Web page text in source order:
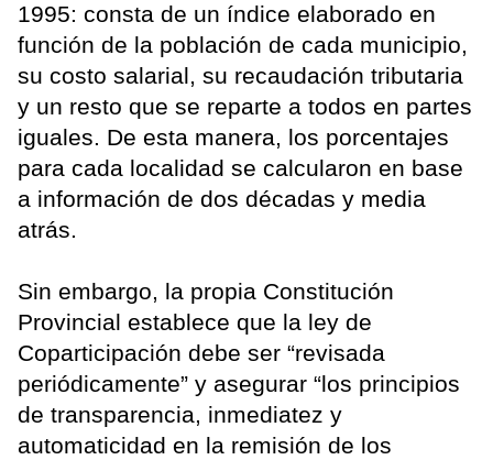
1995: consta de un índice elaborado en
función de la población de cada municipio,
su costo salarial, su recaudación tributaria
y un resto que se reparte a todos en partes
iguales. De esta manera, los porcentajes
para cada localidad se calcularon en base
a información de dos décadas y media
atrás.
Sin embargo, la propia Constitución
Provincial establece que la ley de
Coparticipación debe ser “revisada
periódicamente” y asegurar “los principios
de transparencia, inmediatez y
automaticidad en la remisión de los